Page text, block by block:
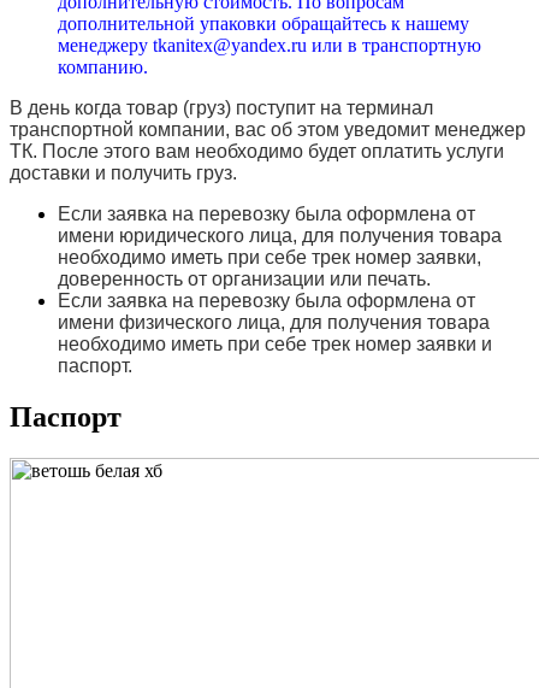
дополнительной упаковки обращайтесь к нашему
менеджеру tkanitex@yandex.ru или в транспортную
компанию.
В день когда товар (груз) поступит на терминал
транспортной компании, вас об этом уведомит менеджер
ТК. После этого вам необходимо будет оплатить услуги
доставки и получить груз.
Если заявка на перевозку была оформлена от
имени юридического лица, для получения товара
необходимо иметь при себе трек номер заявки,
доверенность от организации или печать.
Если заявка на перевозку была оформлена от
имени физического лица, для получения товара
необходимо иметь при себе трек номер заявки и
паспорт.
Паспорт